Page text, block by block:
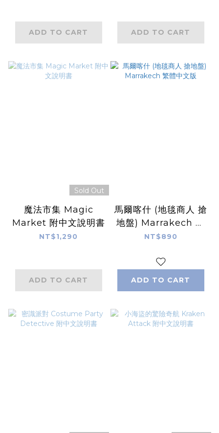
ADD TO CART ADD TO CART
Sold Out
魔法市集 Magic
Market 附中文說明書
NT$1,290
ADD TO CART
馬爾喀什 (地毯商人 搶
地盤) Marrakech 繁
體中文版
NT$890
ADD TO CART